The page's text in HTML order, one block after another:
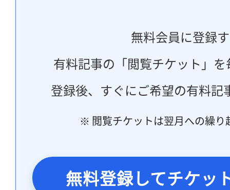
無料会員に登録
有料記事の「閲覧チケット」
登録後、すぐにご希望の有料記
※ 閲覧チケットは翌月への繰り
無料登録してチケッ